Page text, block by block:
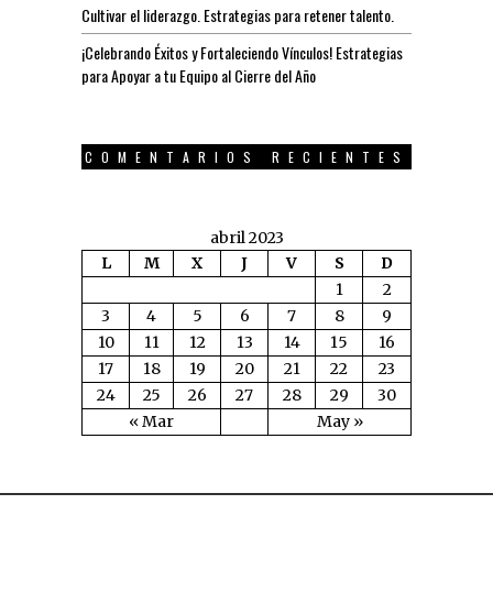
Cultivar el liderazgo. Estrategias para retener talento.
¡Celebrando Éxitos y Fortaleciendo Vínculos! Estrategias
para Apoyar a tu Equipo al Cierre del Año
COMENTARIOS RECIENTES
abril 2023
L
M X J V S D
« Mar May »
1
2
3
4 5 6 7 8
9
10
11 12 13 14 15
16
17
18 19 20 21 22
23
24
25 26 27 28 29 30